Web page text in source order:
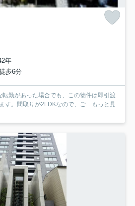
年
歩6分
勤があった場合でも、この物件は即引渡
す。間取りが2LDKなので、ご...
もっと見